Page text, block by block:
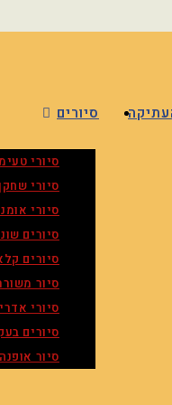
סיורים
סיורי
סיורי
סיורי
סיורים
סיורים
סיור
סיורי
סיורים
סיור